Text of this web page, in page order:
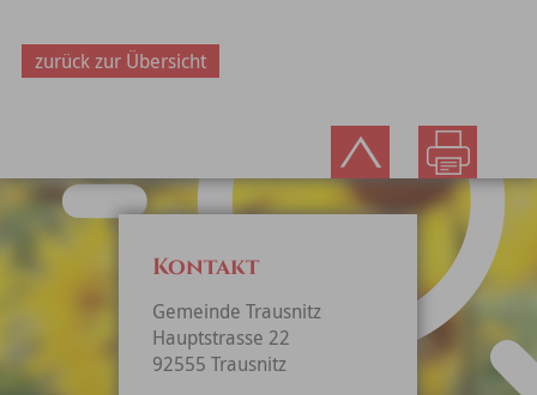
zurück zur Übersicht
Kontakt
Gemeinde Trausnitz
Hauptstrasse 22
92555 Trausnitz